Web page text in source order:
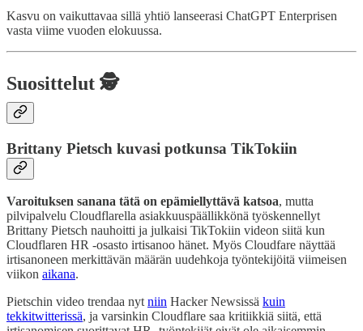
Kasvu on vaikuttavaa sillä yhtiö lanseerasi ChatGPT Enterprisen
vasta viime vuoden elokuussa.
Suosittelut 🕵️
Brittany Pietsch kuvasi potkunsa TikTokiin
Varoituksen sanana tätä on epämiellyttävä katsoa, mutta
pilvipalvelu Cloudflarella asiakkuuspäällikkönä työskennellyt
Brittany Pietsch nauhoitti ja julkaisi TikTokiin videon siitä kun
Cloudflaren HR -osasto irtisanoo hänet. Myös Cloudfare näyttää
irtisanoneen merkittävän määrän uudehkoja työntekijöitä viimeisen
viikon aikana.
Pietschin video trendaa nyt niin Hacker Newsissä kuin
tekkitwitterissä, ja varsinkin Cloudflare saa kritiikkiä siitä, että